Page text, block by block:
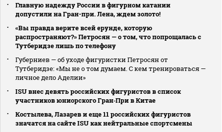
Главную надежду России в фигурном катании
допустили на Гран-при. Лена, ждем золото!
«Вы правда верите всей ерунде, которую
распространяют?» Петросян — о том, что попрощалась с
Тутберидзе лишь по телефону
Губерниев — об уходе фигуристки Петросян от
Тутберидзе: «Мы не о том думаем. С кем тренироваться —
личное дело Аделии»
ISU внес девять российских фигуристов в список
участников юниорского Гран‑При в Китае
Костылева, Лазарев и еще 11 российских фигуристов
значатся на сайте ISU как нейтральные спортсмены